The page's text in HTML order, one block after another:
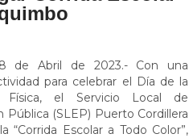
de Abril de 2023.- Con una
para celebrar el Día de la
Física, el Servicio Local de
Pública (SLEP) Puerto Cordillera
“Corrida Escolar a Todo Color”,